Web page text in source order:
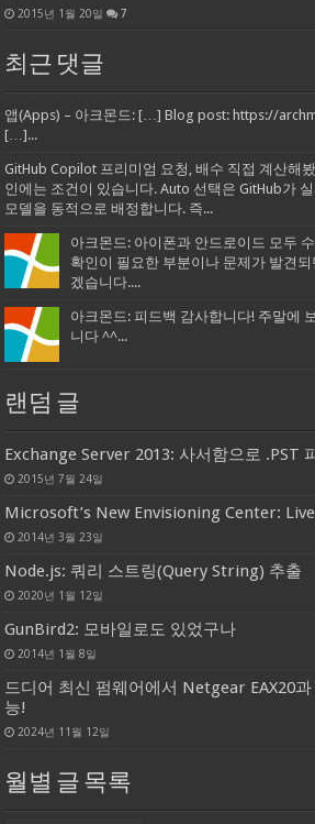
2015년 1월 20일 7
최근 댓글
앱(Apps) – 아크몬드: […] Blog post: https://
[…]...
GitHub Copilot 프리미엄 요청, 배수 직접 계산해
인에는 조건이 있습니다. Auto 선택은 GitHub가
모델을 동적으로 배정합니다. 즉...
아크몬드: 아이폰과 안드로이드 모두
확인이 필요한 부분이나 문제가 발견
겠습니다....
아크몬드: 피드백 감사합니다! 주말에
니다 ^^...
랜덤 글
Exchange Server 2013: 사서함으로 .PST
2015년 7월 24일
Microsoft’s New Envisioning Center:
2014년 3월 23일
Node.js: 쿼리 스트링(Query String) 추출
2020년 1월 12일
GunBird2: 모바일로도 있었구나
2014년 1월 8일
드디어 최신 펌웨어에서 Netgear EAX20
능!
2024년 11월 12일
월별 글 목록